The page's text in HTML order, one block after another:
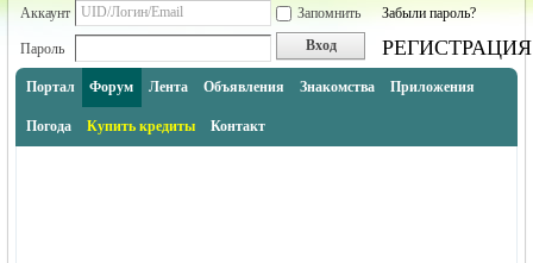
Аккаунт Запомнить Забыли пароль?
Пароль Вход РЕГИСТРАЦИЯ
Портал Форум Лента Объявления Знакомства Приложения
Погода Купить кредиты Контакт